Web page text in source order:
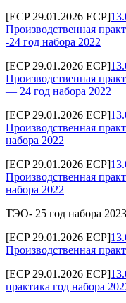
[ECP 29.01.2026 ECP]
Производственная
-24 год набора 2022
[ECP 29.01.2026 ECP]
Производственная
— 24 год набора 2022
[ECP 29.01.2026 ECP]
Производственная
набора 2022
[ECP 29.01.2026 ECP]
Производственная
набора 2022
ТЭО- 25 год набора 2023
[ECP 29.01.2026 ECP]
Производственная
[ECP 29.01.2026 ECP]
практика год набора